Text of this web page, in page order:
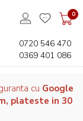
0
0720 546 470
0369 401 086
cu Google
plateste in 30